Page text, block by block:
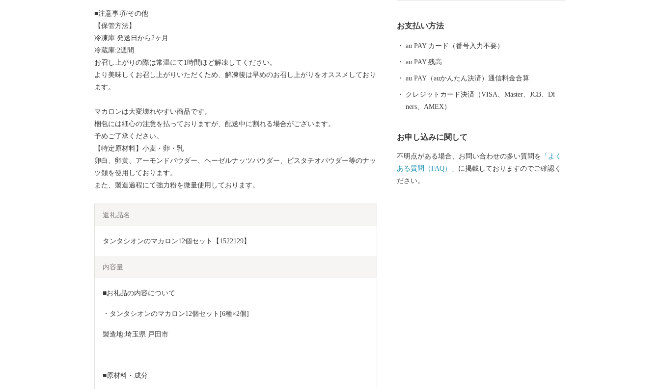
■注意事項/その他
【保管方法】
冷凍庫:発送日から2ヶ月
冷蔵庫:2週間
お召し上がりの際は常温にて1時間ほど解凍してください。
より美味しくお召し上がりいただくため、解凍後は早めのお召し上がりをオススメしており
ます。
マカロンは大変壊れやすい商品です。
梱包には細心の注意を払っておりますが、配送中に割れる場合がございます。
予めご了承ください。
【特定原材料】小麦・卵・乳
卵白、卵黄、アーモンドパウダー、ヘーゼルナッツパウダー、ピスタチオパウダー等のナッ
ツ類を使用しております。
また、製造過程にて強力粉を微量使用しております。
返礼品名
タンタシオンのマカロン12個セット【1522129】
内容量
■お礼品の内容について
・タンタシオンのマカロン12個セット[6種×2個]
製造地:埼玉県 戸田市
■原材料・成分
に。
お支払い方法
au PAY カード（番号入力不要）
au PAY 残高
au PAY（auかんたん決済）通信料金合算
クレジットカード決済（VISA、Master、JCB、Di
ners、AMEX）
お申し込みに関して
不明点がある場合、お問い合わせの多い質問を 「よく
ある質問（FAQ）」 に掲載しておりますのでご確認く
ださい。